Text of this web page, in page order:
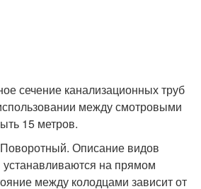
Колодец с дном
сечение канализационных труб
между смотровыми
15 метров.
Описание видов
на прямом
между колодцами зависит от